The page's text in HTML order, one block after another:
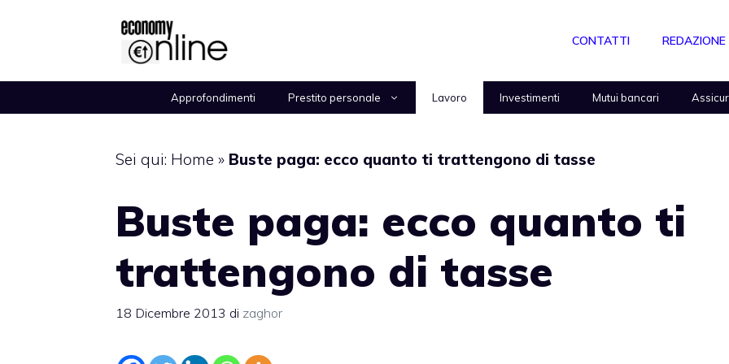
CONTATTI REDAZIONE
Approfondimenti Prestito personale Lavoro Investimenti Mutui bancari
Sei qui: Home » Buste paga: ecco quanto ti trattengono di tasse
Buste paga: ecco quanto ti
trattengono di tasse
18 Dicembre 2013 di zaghor